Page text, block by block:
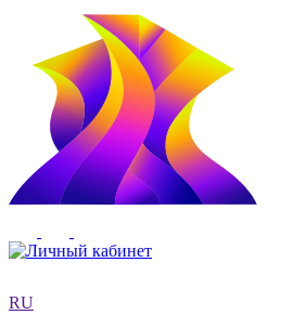
RU